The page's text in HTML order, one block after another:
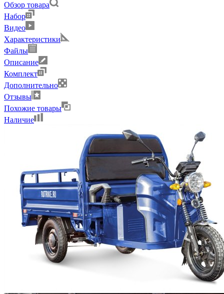
Обзор товара
Набор
Видео
Характеристики
Файлы
Описание
Комплект
Дополнительно
Отзывы
Похожие товары
Наличие